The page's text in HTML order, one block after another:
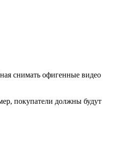
снимать офигенные видео
покупатели должны будут